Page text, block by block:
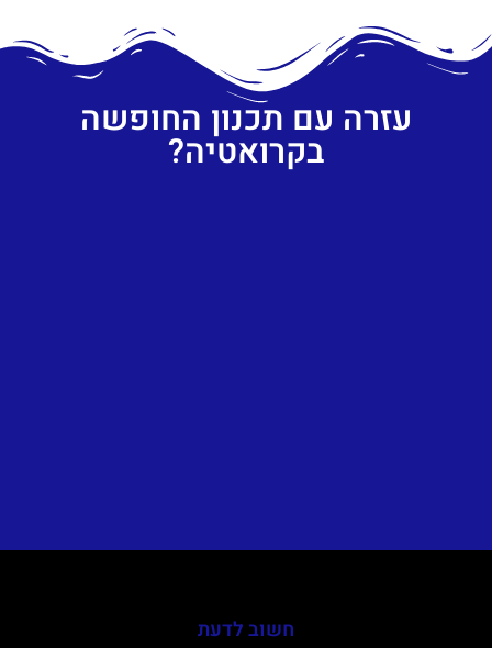
עזרה עם תכנון החופשה
בקרואטיה?
חשוב לדעת